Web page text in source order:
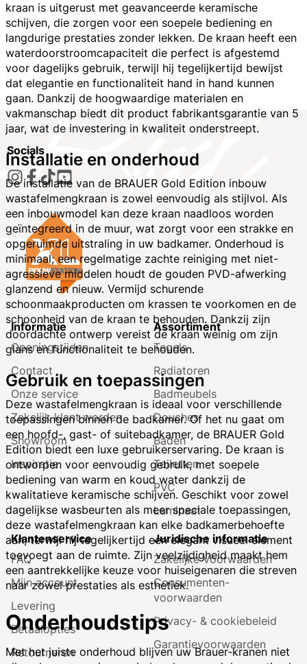
kraan is uitgerust met geavanceerde keramische
schijven, die zorgen voor een soepele bediening en
langdurige prestaties zonder lekken. De kraan heeft een
waterdoorstroomcapaciteit die perfect is afgestemd
voor dagelijks gebruik, terwijl hij tegelijkertijd bewijst
dat elegantie en functionaliteit hand in hand kunnen
gaan. Dankzij de hoogwaardige materialen en
vakmanschap biedt dit product fabrikantsgarantie van 5
jaar, wat de investering in kwaliteit onderstreept.
Installatie en onderhoud
De installatie van de BRAUER Gold Edition inbouw
wastafelmengkraan is zowel eenvoudig als stijlvol. Als
een inbouwmodel kan deze kraan naadloos worden
geïntegreerd in de muur, wat zorgt voor een strakke en
opgeruimde uitstraling in uw badkamer. Onderhoud is
minimaal; een regelmatige zachte reiniging met niet-
agressieve middelen houdt de gouden PVD-afwerking
glanzend en nieuw. Vermijd schurende
schoonmaakproducten om krassen te voorkomen en de
schoonheid van de kraan te behouden. Dankzij zijn
doordachte ontwerp vereist de kraan weinig om zijn
glans en functionaliteit te behouden.
Gebruik en toepassingen
Deze wastafelmengkraan is ideaal voor verschillende
toepassingen binnen de badkamer. Of het nu gaat om
een hoofd-, gast- of suitebadkamer, de BRAUER Gold
Edition biedt een luxe gebruikerservaring. De kraan is
ontworpen voor eenvoudig gebruik, met soepele
bediening van warm en koud water dankzij de
kwalitatieve keramische schijven. Geschikt voor zowel
dagelijkse wasbeurten als meer speciale toepassingen,
deze wastafelmengkraan kan elke badkamerbehoefte
aan, terwijl hij tegelijkertijd een elegant visueel element
toevoegt aan de ruimte. Zijn veelzijdigheid maakt hem
een aantrekkelijke keuze voor huiseigenaren die streven
naar zowel prestaties als esthetiek.
Onderhoudstips
Met het juiste onderhoud blijven uw Brauer-kranen niet
Socials
Informatie
Openingstijden
Contact
Onze service
Zakelijk klant worden
Showroom
Inspiratie
Assortiment
Tegels
Radiatoren
Badmeubels
Douches
Baden
Toiletten
PVC
Laminaat
Klantenservice
FAQ
Mijn account
Levering
Betaalopties
Retourneren
Juridische informatie
Zakelijke Voorwaarden
Consumenten­
voorwaarden
Privacy- & cookiebeleid
Garantie­voorwaarden